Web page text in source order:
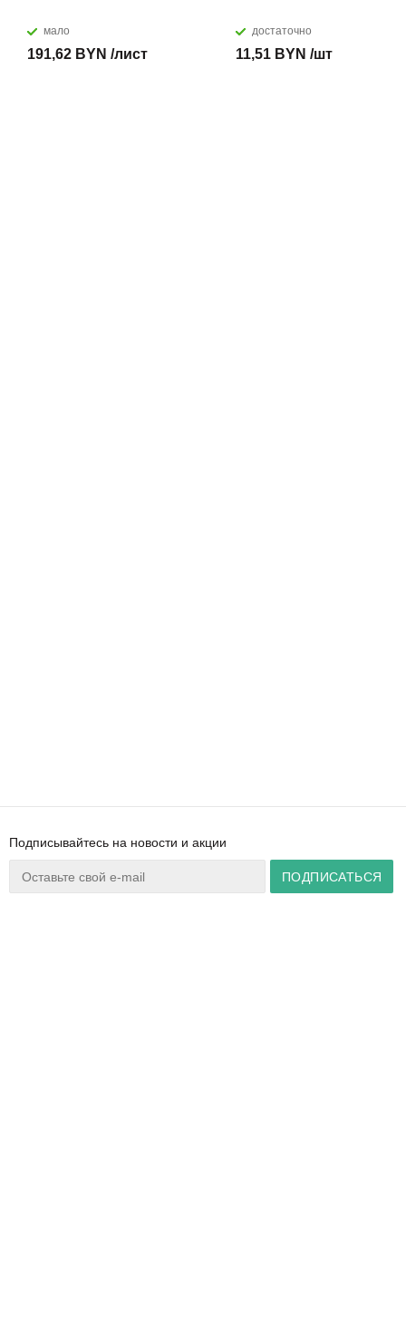
мало
191,62 BYN /лист
достаточно
11,51 BYN /шт
Подписывайтесь на новости и акции